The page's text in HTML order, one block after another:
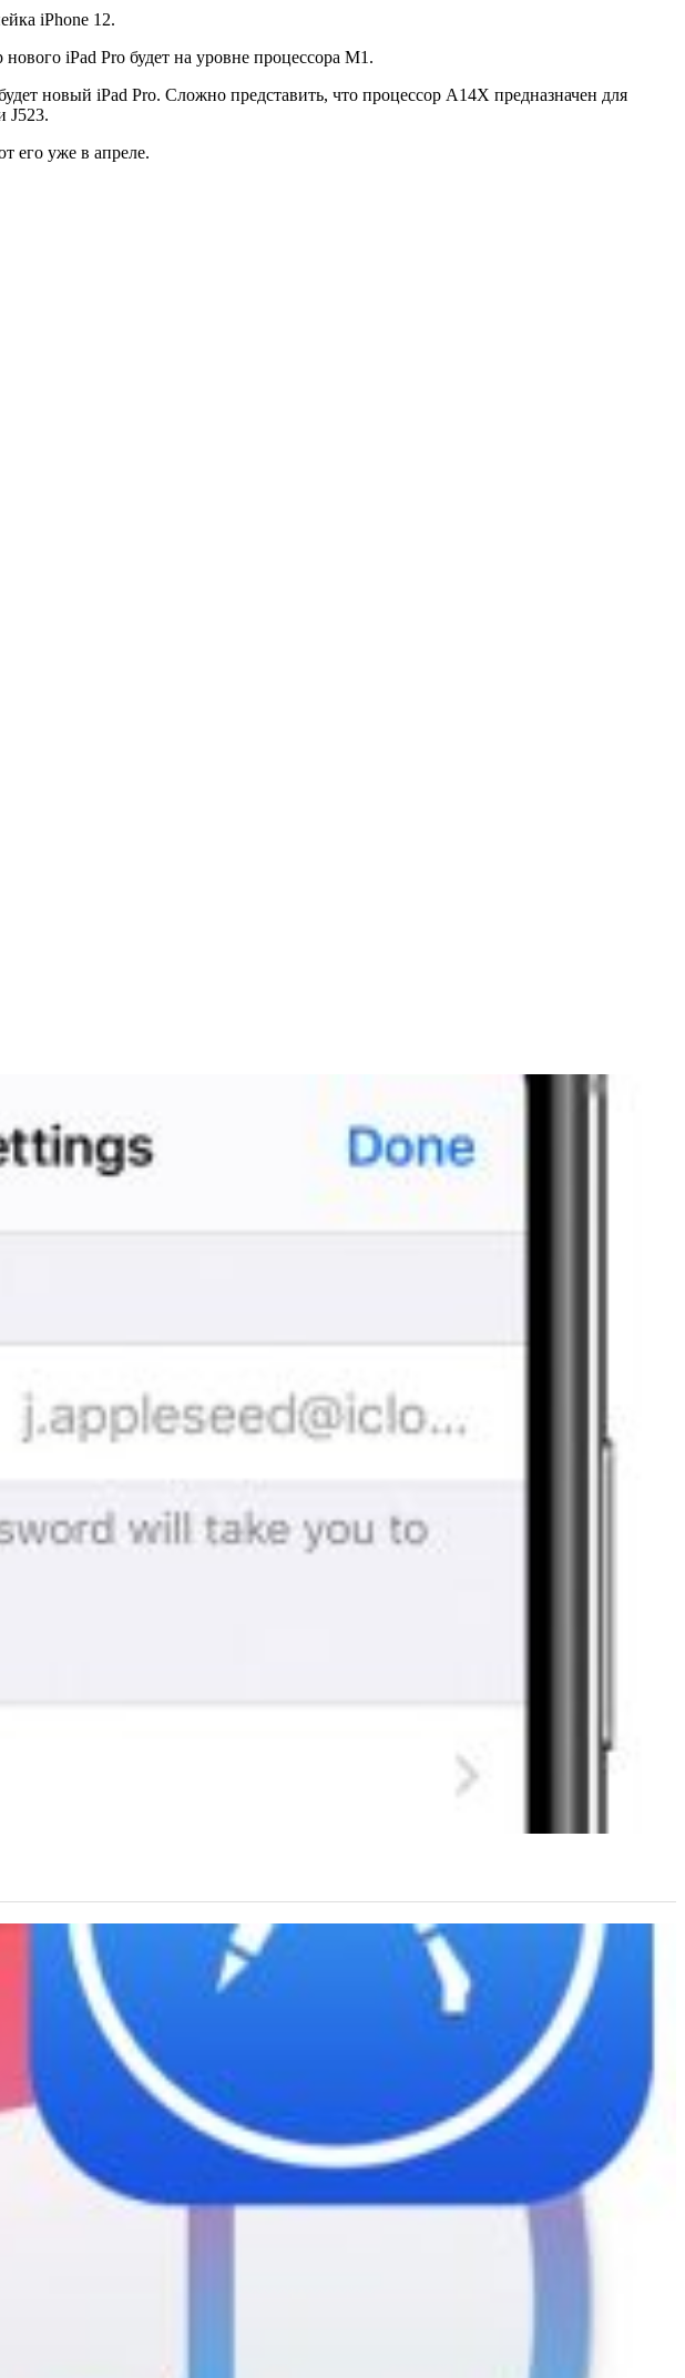
iPhone 12.
iPad Pro будет на уровне процессора M1.
новый iPad Pro. Сложно представить, что процессор A14X предназначен для
J523.
его уже в апреле.